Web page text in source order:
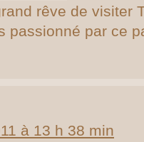
rêve de visiter
passionné par ce
à 13 h 38 min